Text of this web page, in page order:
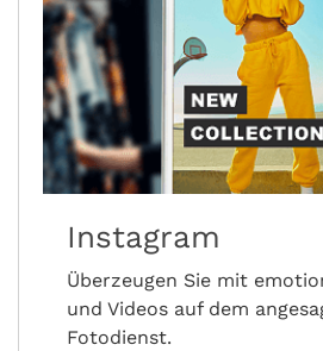
Instagram
Überzeugen Sie mit
und Videos auf dem
Fotodienst.